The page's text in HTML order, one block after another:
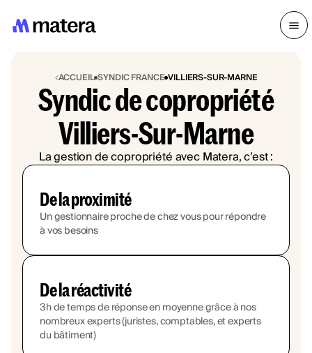
ACCUEIL SYNDIC FRANCE VILLIERS-SUR-MARNE
Syndic de copropriété
Villiers-Sur-Marne
La gestion de copropriété avec Matera, c’est :
De la proximité
Un gestionnaire proche de chez vous pour répondre
à vos besoins
De la réactivité
3h de temps de réponse en moyenne grâce à nos
nombreux experts (juristes, comptables, et experts
du bâtiment)